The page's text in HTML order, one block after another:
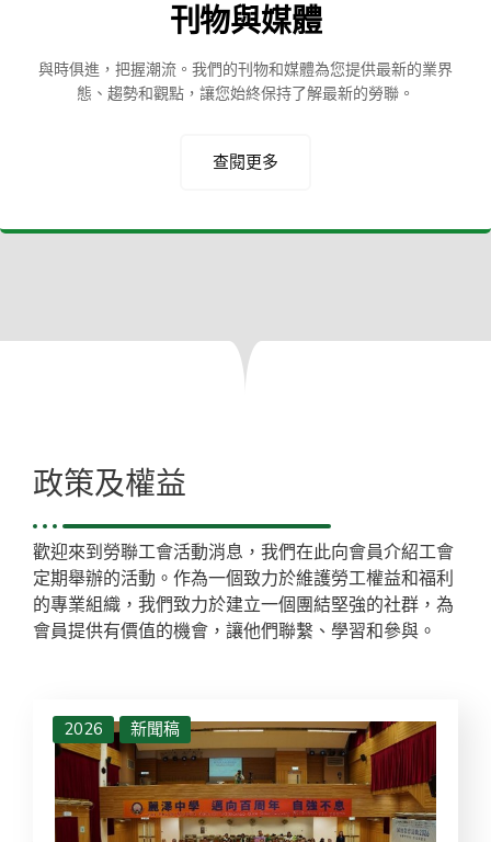
刊物與媒體
與時俱進，把握潮流。我們的刊物和媒體為您提供最新的業界
態、趨勢和觀點，讓您始終保持了解最新的勞聯。
查閱更多
政策及權益
歡迎來到勞聯工會活動消息，我們在此向會員介紹工會
定期舉辦的活動。作為一個致力於維護勞工權益和福利
的專業組織，我們致力於建立一個團結堅強的社群，為
會員提供有價值的機會，讓他們聯繫、學習和參與。
2026 新聞稿